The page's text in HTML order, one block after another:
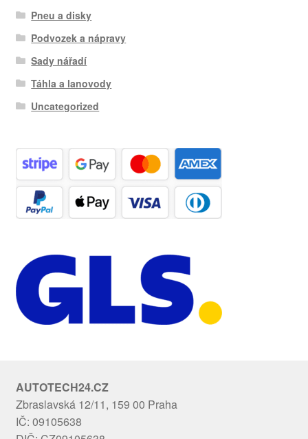
Pneu a disky
Podvozek a nápravy
Sady nářadí
Táhla a lanovody
Uncategorized
AUTOTECH24.CZ
Zbraslavská 12/11, 159 00 Praha
IČ: 09105638